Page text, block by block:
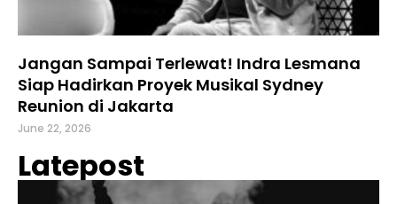
Jangan Sampai Terlewat! Indra Lesmana
Siap Hadirkan Proyek Musikal Sydney
Reunion di Jakarta
June 22, 2026
Latepost